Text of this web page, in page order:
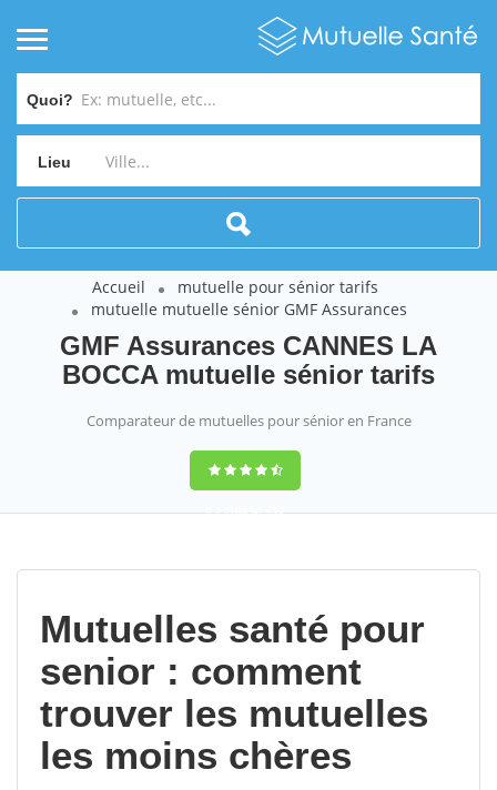
Quoi?
Lieu
Accueil
mutuelle pour sénior tarifs
mutuelle mutuelle sénior GMF Assurances
GMF Assurances CANNES LA
BOCCA mutuelle sénior tarifs
Comparateur de mutuelles pour sénior en France
9,2(100%)452
Mutuelles santé pour
senior : comment
trouver les mutuelles
les moins chères